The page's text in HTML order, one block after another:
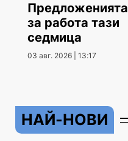
Предложенията
за работа тази
седмица
03 авг. 2026 | 13:17
НАЙ-НОВИ